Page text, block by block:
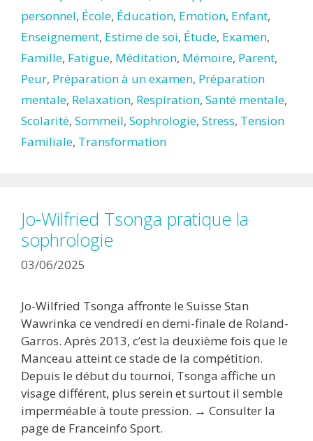
personnel, École, Éducation, Emotion, Enfant,
Enseignement, Estime de soi, Étude, Examen,
Famille, Fatigue, Méditation, Mémoire, Parent,
Peur, Préparation à un examen, Préparation
mentale, Relaxation, Respiration, Santé mentale,
Scolarité, Sommeil, Sophrologie, Stress, Tension
Familiale, Transformation
Jo-Wilfried Tsonga pratique la
sophrologie
03/06/2025
Jo-Wilfried Tsonga affronte le Suisse Stan
Wawrinka ce vendredi en demi-finale de Roland-
Garros. Après 2013, c’est la deuxième fois que le
Manceau atteint ce stade de la compétition.
Depuis le début du tournoi, Tsonga affiche un
visage différent, plus serein et surtout il semble
imperméable à toute pression. → Consulter la
page de Franceinfo Sport.